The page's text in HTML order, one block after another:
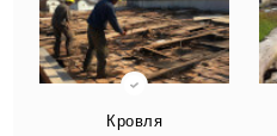
Кровля